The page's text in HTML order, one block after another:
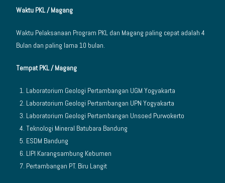
Waktu PKL / Magang
Waktu Pelaksanaan Program PKL dan Magang paling cepat adalah 4
Bulan dan paling lama 10 bulan.
Tempat PKL / Magang
Laboratorium Geologi Pertambangan UGM Yogyakarta
Laboratorium Geologi Pertambangan UPN Yogyakarta
Laboratorium Geologi Pertambangan Unsoed Purwokerto
Teknologi Mineral Batubara Bandung
ESDM Bandung
LIPI Karangsambung Kebumen
Pertambangan PT. Biru Langit